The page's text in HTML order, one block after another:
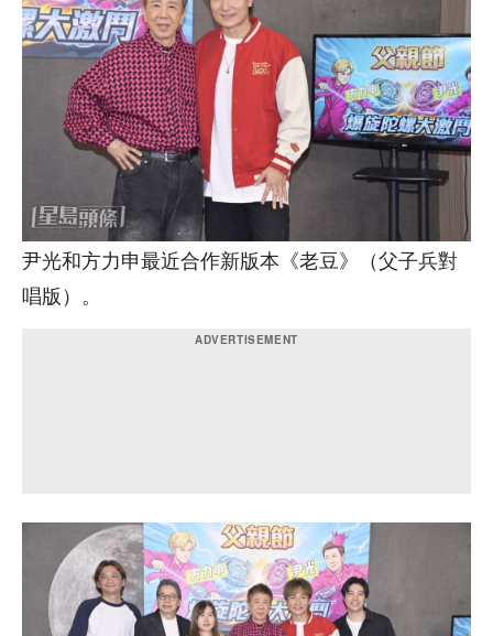
尹光和方力申最近合作新版本《老豆》（父子兵對
唱版）。